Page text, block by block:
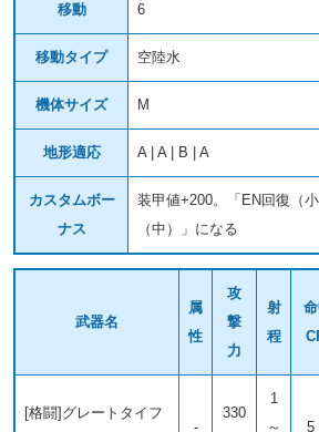
移動 6
移動タイプ 空陸水
機体サイズ M
地形適応 A | A | B | A
カスタムボー
ナス
装甲値+200。「EN回復（
（中）」になる
武器名
属
性
攻
撃
力
射
程
命
[格闘]グレートタイフ
-
330
1
～
5